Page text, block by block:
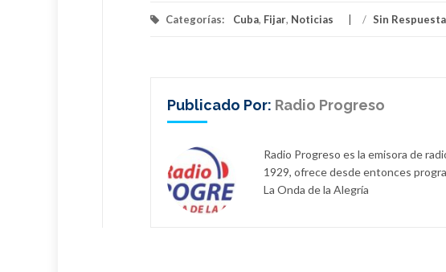
Categorías: Cuba, Fijar, Noticias / Sin
Publicado Por: Radio Progreso
Radio Progreso es la emisora de
1929, ofrece desde entonces
La Onda de la Alegría